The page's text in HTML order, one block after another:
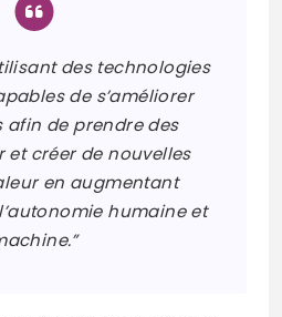
des technologies
de s’améliorer
afin de prendre des
et créer de nouvelles
en augmentant
humaine et